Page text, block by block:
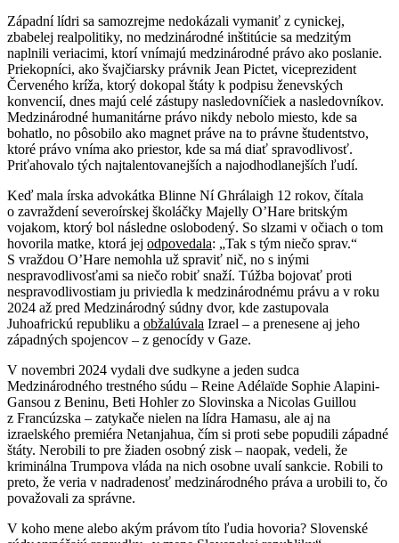
Západní lídri sa samozrejme nedokázali vymaniť z cynickej,
zbabelej realpolitiky, no medzinárodné inštitúcie sa medzitým
naplnili veriacimi, ktorí vnímajú medzinárodné právo ako poslanie.
Priekopníci, ako švajčiarsky právnik Jean Pictet, viceprezident
Červeného kríža, ktorý dokopal štáty k podpisu ženevských
konvencií, dnes majú celé zástupy nasledovníčiek a nasledovníkov.
Medzinárodné humanitárne právo nikdy nebolo miesto, kde sa
bohatlo, no pôsobilo ako magnet práve na to právne študentstvo,
ktoré právo vníma ako priestor, kde sa má diať spravodlivosť.
Priťahovalo tých najtalentovanejších a najodhodlanejších ľudí.
Keď mala írska advokátka Blinne Ní Ghrálaigh 12 rokov, čítala
o zavraždení severoírskej školáčky Majelly O’Hare britským
vojakom, ktorý bol následne oslobodený. So slzami v očiach o tom
hovorila matke, ktorá jej odpovedala: „Tak s tým niečo sprav.“
S vraždou O’Hare nemohla už spraviť nič, no s inými
nespravodlivosťami sa niečo robiť snaží. Túžba bojovať proti
nespravodlivostiam ju priviedla k medzinárodnému právu a v roku
2024 až pred Medzinárodný súdny dvor, kde zastupovala
Juhoafrickú republiku a obžalúvala Izrael – a prenesene aj jeho
západných spojencov – z genocídy v Gaze.
V novembri 2024 vydali dve sudkyne a jeden sudca
Medzinárodného trestného súdu – Reine Adélaïde Sophie Alapini-
Gansou z Beninu, Beti Hohler zo Slovinska a Nicolas Guillou
z Francúzska – zatykače nielen na lídra Hamasu, ale aj na
izraelského premiéra Netanjahua, čím si proti sebe popudili západné
štáty. Nerobili to pre žiaden osobný zisk – naopak, vedeli, že
kriminálna Trumpova vláda na nich osobne uvalí sankcie. Robili to
preto, že veria v nadradenosť medzinárodného práva a urobili to, čo
považovali za správne.
V koho mene alebo akým právom títo ľudia hovoria? Slovenské